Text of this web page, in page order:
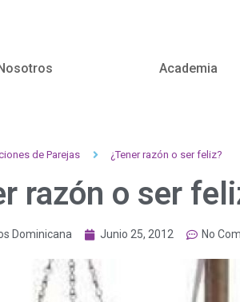
Academia
de Parejas ¿Tener razón o ser feliz?
razón o ser
Dominicana Junio 25, 2012 No